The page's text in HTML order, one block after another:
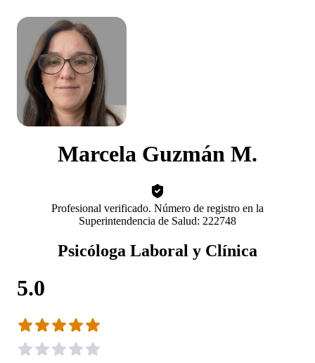
Marcela Guzmán M.
Profesional verificado. Número de registro en la
Superintendencia de Salud: 222748
Psicóloga Laboral y Clínica
5.0